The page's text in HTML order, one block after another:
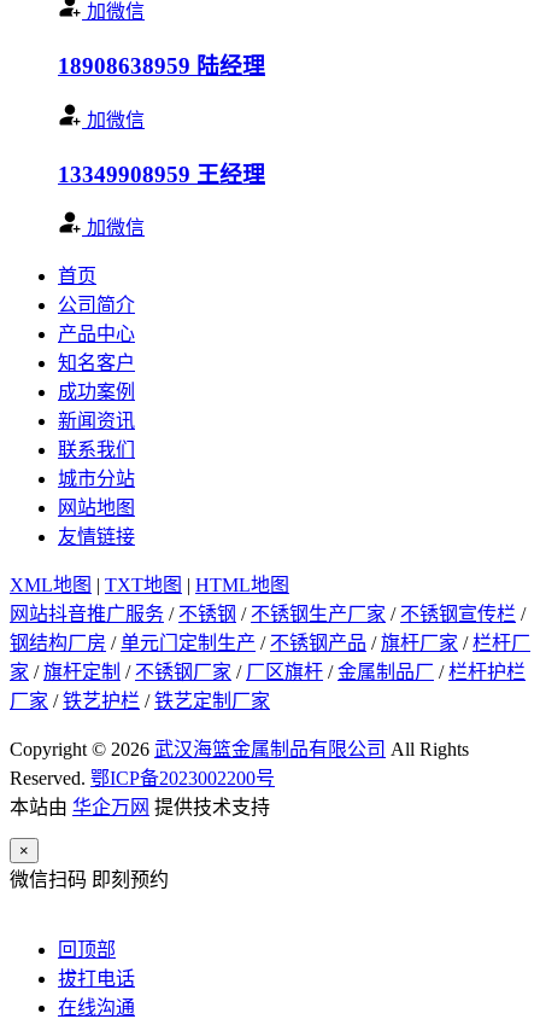
加微信
18908638959 陆经理
加微信
13349908959 王经理
加微信
首页
公司简介
产品中心
知名客户
成功案例
新闻资讯
联系我们
城市分站
网站地图
友情链接
XML地图 | TXT地图 | HTML地图
网站抖音推广服务 / 不锈钢 / 不锈钢生产厂家 / 不锈钢宣传栏 /
钢结构厂房 /单元门定制生产 / 不锈钢产品 /旗杆厂家 /栏杆厂
家 /旗杆定制 / 不锈钢厂家 / 厂区旗杆 /金属制品厂 /栏杆护栏
厂家 /铁艺护栏 /铁艺定制厂家
Copyright © 2026 武汉海篮金属制品有限公司 All Rights
Reserved. 鄂ICP备2023002200号
本站由 华企万网 提供技术支持
×
微信扫码 即刻预约
回顶部
拔打电话
在线沟通